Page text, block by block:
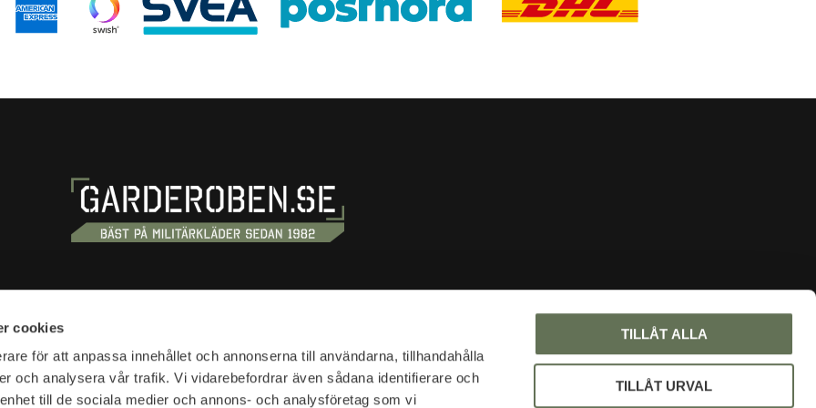
cookies
för att anpassa innehållet och annonserna till användarna, tillhandahålla
och analysera vår trafik. Vi vidarebefordrar även sådana identifierare och
till de sociala medier och annons- och analysföretag som vi
TILLÅT ALLA
TILLÅT URVAL
20
Terms and conditions
Customer service
Shipping & delivery
About us
Blog